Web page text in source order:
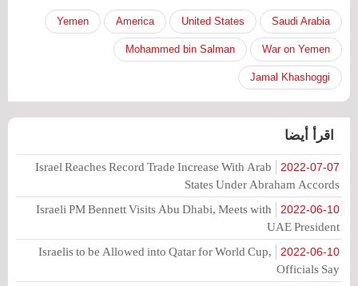
Saudi Arabia
United States
America
Yemen
War on Yemen
Mohammed bin Salman
Jamal Khashoggi
اقرأ أيضا
2022-07-07
Israel Reaches Record Trade Increase With Arab
States Under Abraham Accords
2022-06-10
Israeli PM Bennett Visits Abu Dhabi, Meets with
UAE President
2022-06-10
Israelis to be Allowed into Qatar for World Cup,
Officials Say